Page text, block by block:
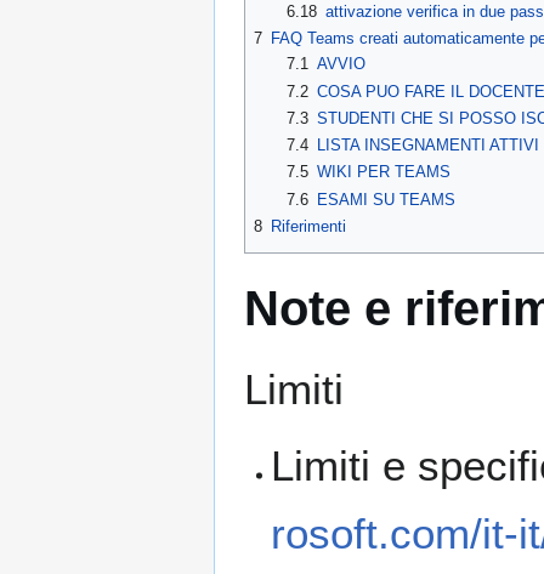
6.18 attivazione verifica in due
7 FAQ Teams creati automaticamente
7.1 AVVIO
7.2 COSA PUO FARE IL DOCENTE
7.3 STUDENTI CHE SI POSSO
7.4
LISTA INSEGNAMENTI ATTIVI
7.5 WIKI PER TEAMS
7.6
ESAMI SU TEAMS
8 Riferimenti
Note e
Limiti
Limiti e
rosoft.com/it-